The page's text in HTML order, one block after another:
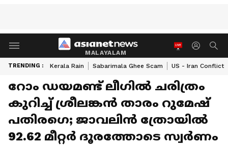
MALAYALAM
TRENDING : Kerala Rain Sabarimala Ghee Scam US - Iran Conflict
റോം ഡയമണ്ട് ലീഗില്‍ ചരിത്രം
കുറിച്ച് ശ്രീലങ്കന്‍ താരം റുമേഷ്
പതിരഗെ; ജാവലിന്‍ ത്രോയില്‍
92.62 മീറ്റര്‍ ദൂരത്തോടെ സ്വര്‍ണം